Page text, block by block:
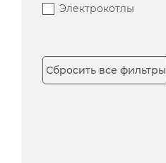
Электрокотлы
Сбросить все фильтры